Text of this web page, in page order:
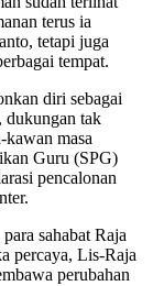
terus ia
tetapi juga
tempat.
diri sebagai
dukungan tak
masa
Guru (SPG)
pencalonan
sahabat Raja
percaya, Lis-Raja
perubahan